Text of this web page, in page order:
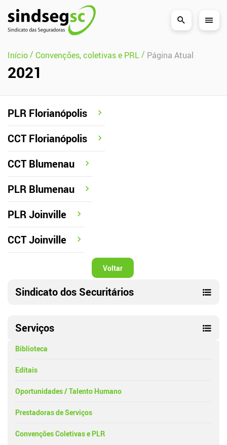
Pular Navegação (s)
Início/ Convenções, coletivas e PRL/ Página Atual
2021
PLR Florianópolis
CCT Florianópolis
CCT Blumenau
PLR Blumenau
PLR Joinville
CCT Joinville
Voltar
Sindicato dos Securitários
Serviços
Biblioteca
Editais
Oportunidades / Talento Humano
Prestadoras de Serviços
Convenções Coletivas e PLR